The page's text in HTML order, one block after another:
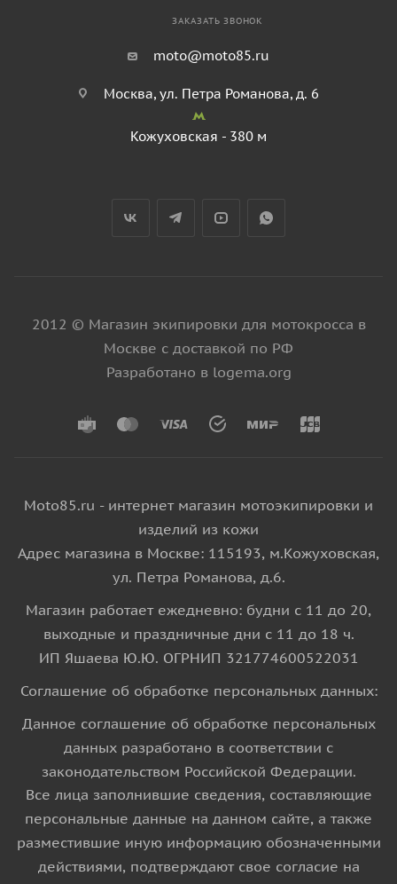
ЗАКАЗАТЬ ЗВОНОК
moto@moto85.ru
Москва, ул. Петра Романова, д. 6
Кожуховская - 380 м
2012 © Магазин экипировки для мотокросса в
Москве с доставкой по РФ
Разработано в logema.org
Moto85.ru - интернет магазин мотоэкипировки и
изделий из кожи
Адрес магазина в Москве: 115193, м.Кожуховская,
ул. Петра Романова, д.6.
Магазин работает ежедневно: будни с 11 до 20,
выходные и праздничные дни с 11 до 18 ч.
ИП Яшаева Ю.Ю. ОГРНИП 321774600522031
Соглашение об обработке персональных данных:
Данное соглашение об обработке персональных
данных разработано в соответствии с
законодательством Российской Федерации.
Все лица заполнившие сведения, составляющие
персональные данные на данном сайте, а также
разместившие иную информацию обозначенными
действиями, подтверждают свое согласие на